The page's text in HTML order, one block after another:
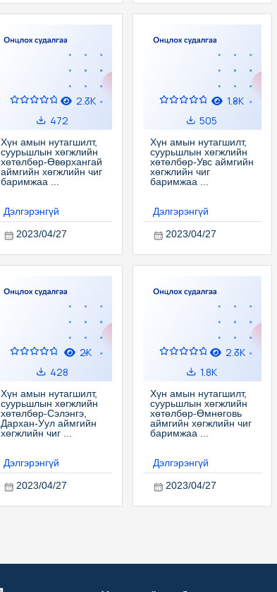
2.3K
472
Хүн амын нутагшилт,
суурьшлын хөгжлийн
хөтөлбөр-Өвөрхангай
аймгийн хөгжлийн чиг
баримжаа ...
Дэлгэрэнгүй
2023/04/27
1.8K
505
Хүн амын нутагшилт,
суурьшлын хөгжлийн
хөтөлбөр-Увс аймгийн
хөгжлийн чиг
баримжаа ...
Дэлгэрэнгүй
2023/04/27
2K
428
Хүн амын нутагшилт,
суурьшлын хөгжлийн
хөтөлбөр-Сэлэнгэ,
Дархан-Уул аймгийн
хөгжлийн чиг ...
Дэлгэрэнгүй
2023/04/27
2.3K
1.8K
Хүн амын нутагшилт,
суурьшлын хөгжлийн
хөтөлбөр-Өмнөговь
аймгийн хөгжлийн чиг
баримжаа ...
Дэлгэрэнгүй
2023/04/27